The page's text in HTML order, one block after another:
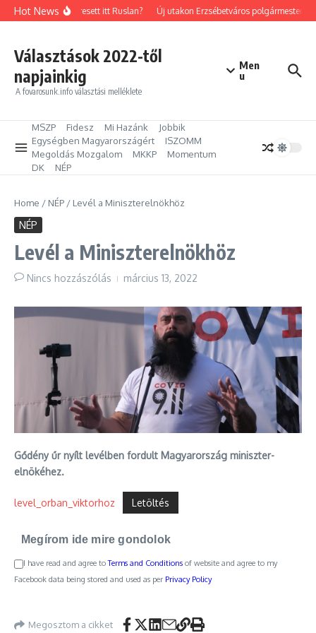
Ugrás a tartalomhoz
Hot NewsMit keresett itt Ruslan? Új utakon Erzsébetváros polgármestere:
Választások 2022-től
napjainkig
A fovarosunk.info választási melléklete
Men
u
MSZP Fidesz Mi Hazánk
Jobbik
Egységben Magyarországért
ISZOMM
Megoldás Mozgalom
MKKP
Momentum
DK
NÉP
Home / NÉP / Levél a Miniszterelnökhöz
NÉP
Levél a Miniszterelnökhöz
Nincs hozzászólás március 13, 2022
Gődény űr nyílt levélben fordult Magyarország miniszter-
elnökéhez.
level_orban_viktorhoz Letöltés
Megírom ide mire gondolok
I have read and agree toTerms and Conditions of website and agree to my
Facebook data being stored and used as per Privacy Policy
Megosztom a cikket